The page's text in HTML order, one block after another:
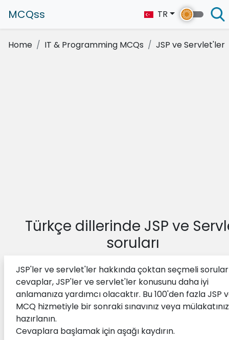
MCQss TR
Home IT & Programming MCQs JSP ve Servlet'ler
Türkçe dillerinde JSP ve
soruları
JSP'ler ve servlet'ler hakkında çoktan seçmeli
cevaplar, JSP'ler ve servlet'ler konusunu daha iyi
anlamanıza yardımcı olacaktır. Bu 100'den fazla JSP
MCQ hizmetiyle bir sonraki sınavınız veya
hazırlanın.
Cevaplara başlamak için aşağı kaydırın.